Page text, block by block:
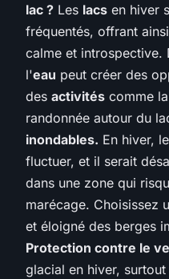
lac ? Les lacs en hiver
fréquentés, offrant
calme et introspective.
l'eau peut créer des
des activités comme
randonnée autour du
inondables. En hiver,
fluctuer, et il serait
dans une zone qui
marécage. Choisissez
et éloigné des berges
Protection contre le
glacial en hiver,